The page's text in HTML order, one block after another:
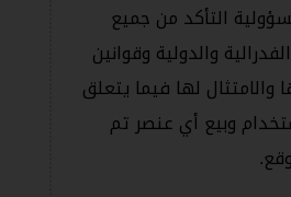
التأكد من جميع
والدولية وقوانين
والامتثال لها فيما يتعلق
وبيع أي عنصر تم